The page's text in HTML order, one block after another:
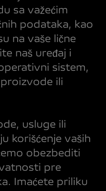
sa važećim
podataka, kao
na vaše lične
naš uređaj i
sistem,
ili
usluge ili
korišćenje vaših
obezbediti
pre
Imaćete priliku